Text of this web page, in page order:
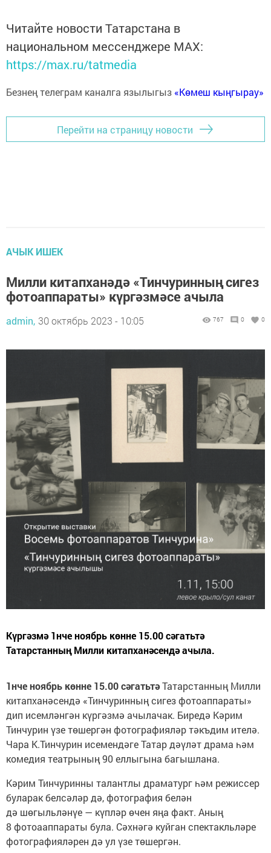
Читайте новости Татарстана в
национальном мессенджере MАХ:
https://max.ru/tatmedia
Безнең телеграм каналга язылыгыз «Көмеш кыңгырау»
Перейти на страницу новости
АЧЫК ИШЕК
Милли китапханәдә «Тинчуринның сигез
фотоаппараты» күргәзмәсе ачыла
admin, 30 октябрь 2023 - 10:05 767 0 0
Күргәзмә 1нче ноябрь көнне 15.00 сәгатьтә
Татарстанның Милли китапханәсендә ачыла.
1нче ноябрь көнне 15.00 сәгатьтәТатарстанның Милли
китапханәсендә «Тинчуринның сигез фотоаппараты»
дип исемләнгән күргәзмә ачылачак. Биредә Кәрим
Тинчурин үзе төшергән фотографияләр тәкъдим ителә.
Чара К.Тинчурин исемендәге Татар дәүләт драма һәм
комедия театрының 90 еллыгына багышлана.
Кәрим Тинчуринны талантлы драматург һәм режиссер
буларак белсәләр дә, фотография белән
дә шөгыльләнүе — күпләр өчен яңа факт. Аның
8 фотоааппараты була. Сәхнәгә куйган спектакльләре
фотографияләрен дә ул үзе төшергән.